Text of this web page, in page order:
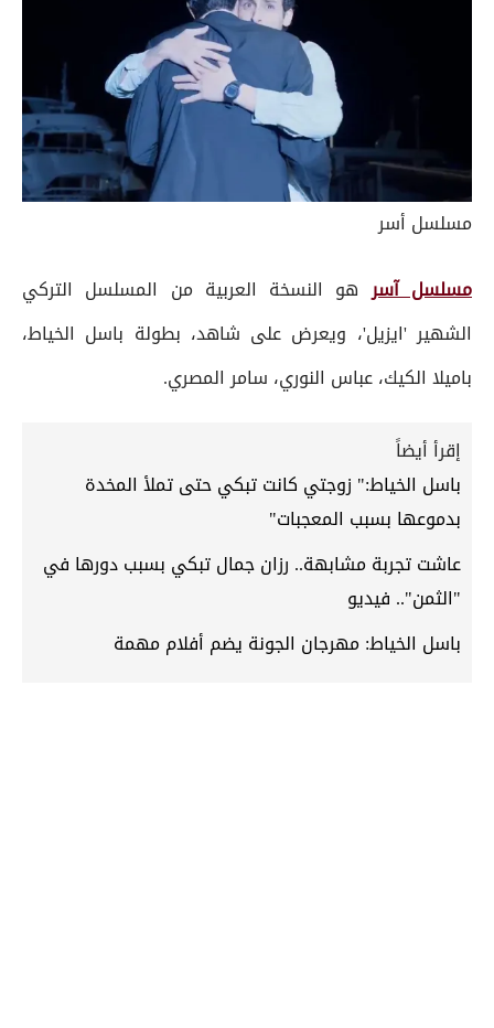
مسلسل أسر
مسلسل آسرهو النسخة العربية من المسلسل التركي
الشهير 'ايزيل'، ويعرض على شاهد، بطولة باسل الخياط،
باميلا الكيك، عباس النوري، سامر المصري.
إقرأ أيضاً
باسل الخياط:" زوجتي كانت تبكي حتى تملأ المخدة
بدموعها بسبب المعجبات"
عاشت تجربة مشابهة.. رزان جمال تبكي بسبب دورها في
"الثمن".. فيديو
باسل الخياط: مهرجان الجونة يضم أفلام مهمة